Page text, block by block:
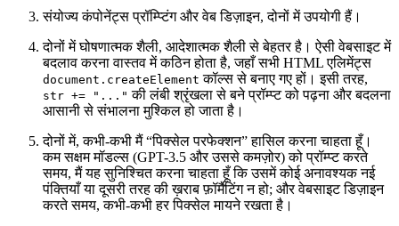
संयोज्य कंपोनेंट्स प्रॉम्प्टिंग और वेब डिज़ाइन, दोनों में उपयोगी हैं।
दोनों में घोषणात्मक शैली, आदेशात्मक शैली से बेहतर है। ऐसी वेबसाइट में
बदलाव करना वास्तव में कठिन होता है, जहाँ सभी HTML एलिमेंट्स
document.createElement कॉल्स से बनाए गए हों। इसी तरह,
str += "..." की लंबी श्रृंखला से बने प्रॉम्प्ट को पढ़ना और बदलना
आसानी से संभालना मुश्किल हो जाता है।
दोनों में, कभी-कभी मैं “पिक्सेल परफेक्शन” हासिल करना चाहता हूँ।
कम सक्षम मॉडल्स (GPT-3.5 और उससे कमज़ोर) को प्रॉम्प्ट करते
समय, मैं यह सुनिश्चित करना चाहता हूँ कि उसमें कोई अनावश्यक नई
पंक्तियाँ या दूसरी तरह की ख़राब फ़ॉर्मैटिंग न हो; और वेबसाइट डिज़ाइन
करते समय, कभी-कभी हर पिक्सेल मायने रखता है।